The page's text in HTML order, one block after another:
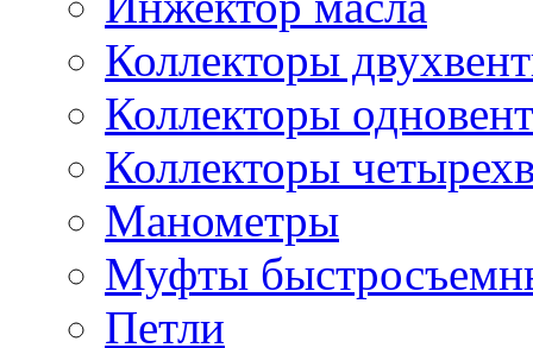
Коллекторы
Коллекторы
Коллекторы
Манометры
Муфты
Петли